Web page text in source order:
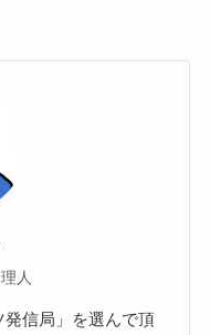
人
信局」を選んで頂